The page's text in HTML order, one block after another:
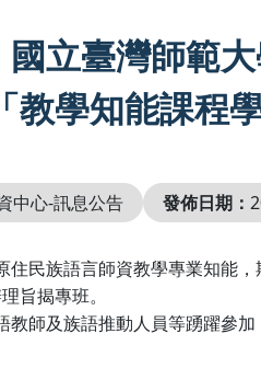
國立臺灣師範
教學知能課程
中心-訊息公告 發佈日期：
住民族語言師資教學專業知能
旨揭專班。
教師及族語推動人員等踴躍參